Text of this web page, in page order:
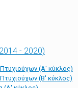
- 2020)
(Α' κύκλος)
(Β' κύκλος)